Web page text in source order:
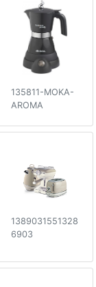
135811-MOKA-
AROMA
1389031551328
6903